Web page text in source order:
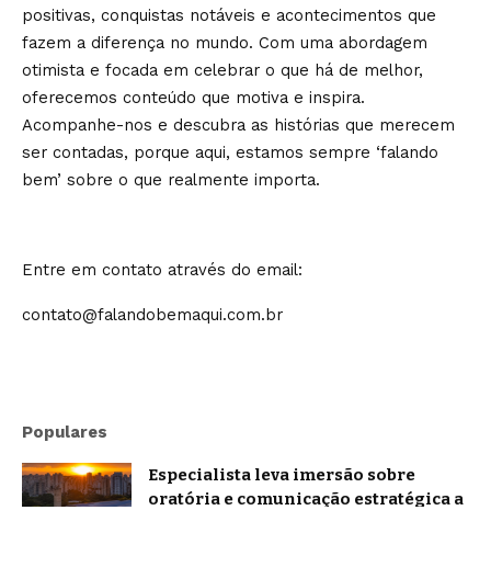
positivas, conquistas notáveis e acontecimentos que
fazem a diferença no mundo. Com uma abordagem
otimista e focada em celebrar o que há de melhor,
oferecemos conteúdo que motiva e inspira.
Acompanhe-nos e descubra as histórias que merecem
ser contadas, porque aqui, estamos sempre ‘falando
bem’ sobre o que realmente importa.
Entre em contato através do email:
contato@falandobemaqui.com.br
Populares
Especialista leva imersão sobre
oratória e comunicação estratégica a